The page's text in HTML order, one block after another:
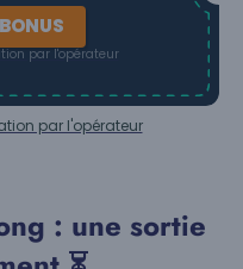
par l'opérateur
par l'opérateur
: une sortie